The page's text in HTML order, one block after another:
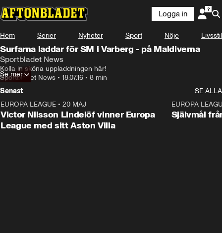
Logga in
Hem Serier Nyheter Sport Nöje Livsstil
Surfarna laddar för SM i Varberg - på Maldiverna
Sportbladet News
Kolla in sköna uppladdningen här!
Sportbladet News • 18.07.16 • 8 min
Se mer
Senast
SE ALLA
EUROPA LEAGUE • 20 MAJ
Victor Nilsson Lindelöf vinner Europa
League med sitt Aston Villa
EUROPA
Självmål